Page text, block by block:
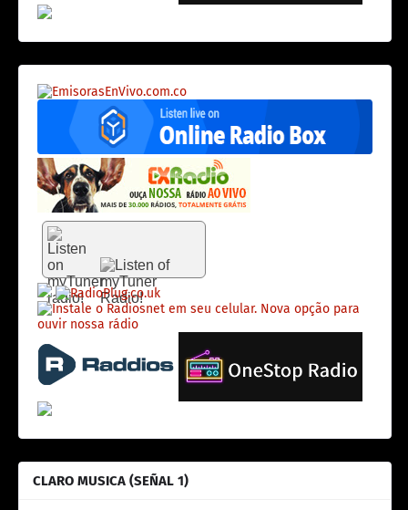
CLARO MUSICA (SEÑAL 1)